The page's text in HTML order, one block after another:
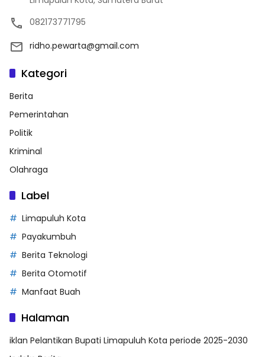
082173771795
ridho.pewarta@gmail.com
Kategori
Berita
Pemerintahan
Politik
Kriminal
Olahraga
Label
Limapuluh Kota
Payakumbuh
Berita Teknologi
Berita Otomotif
Manfaat Buah
Halaman
iklan Pelantikan Bupati Limapuluh Kota periode 2025-2030